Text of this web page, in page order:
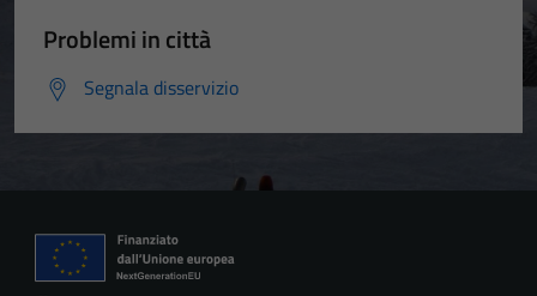
Problemi in città
Segnala disservizio